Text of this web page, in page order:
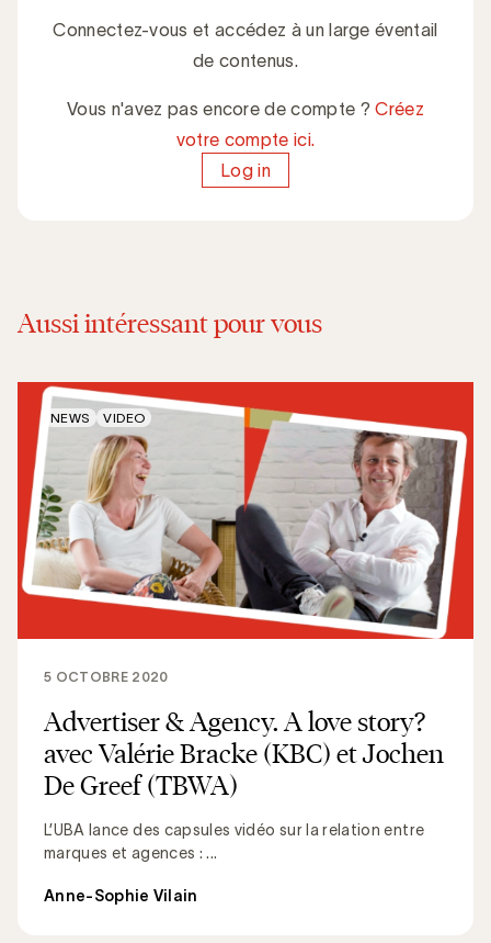
Connectez-vous et accédez à un large éventail
de contenus.
Vous n'avez pas encore de compte ?Créez
votre compte ici.
Log in
Aussi intéressant pour vous
Advertiser & Agency. A love story?
avec Valérie Bracke (KBC) et Jochen
De Greef (TBWA)
L’UBA lance des capsules vidéo sur la relation entre
marques et agences : ...
5 OCTOBRE 2020
Anne-Sophie Vilain
NEWS VIDEO